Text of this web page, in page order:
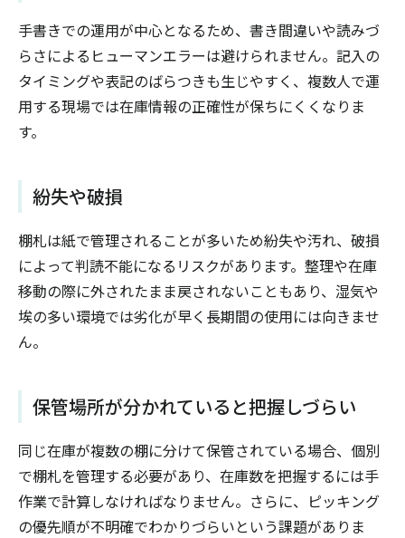
手書きでの運用が中心となるため、書き間違いや読みづ
らさによるヒューマンエラーは避けられません。記入の
タイミングや表記のばらつきも生じやすく、複数人で運
用する現場では在庫情報の正確性が保ちにくくなりま
す。
紛失や破損
棚札は紙で管理されることが多いため紛失や汚れ、破損
によって判読不能になるリスクがあります。整理や在庫
移動の際に外されたまま戻されないこともあり、湿気や
埃の多い環境では劣化が早く長期間の使用には向きませ
ん。
保管場所が分かれていると把握しづらい
同じ在庫が複数の棚に分けて保管されている場合、個別
で棚札を管理する必要があり、在庫数を把握するには手
作業で計算しなければなりません。さらに、ピッキング
の優先順が不明確でわかりづらいという課題がありま